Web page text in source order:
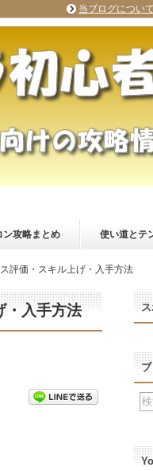
ン攻略まとめ 使い道とテ
評価・スキル上げ・入手方法
・入手方法
当ブログについて